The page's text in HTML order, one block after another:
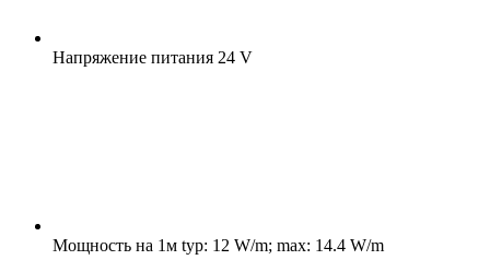
Напряжение питания 24 V
Мощность на 1м typ: 12 W/m; max: 14.4 W/m